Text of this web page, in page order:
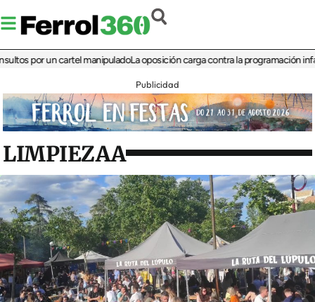
por un cartel manipuladoLa oposición carga contra la programación infantil
Publicidad
LIMPIEZAA